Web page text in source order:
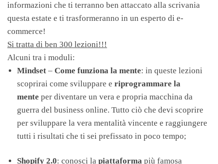
informazioni che ti terranno ben attaccato alla scrivania
questa estate e ti trasformeranno in un esperto di e-
commerce!
Si tratta di ben 300 lezioni!!!
Alcuni tra i moduli:
Mindset – Come funziona la mente: in queste lezioni
scoprirai come sviluppare e riprogrammare la
mente per diventare un vera e propria macchina da
guerra del business online. Tutto ciò che devi scoprire
per sviluppare la vera mentalità vincente e raggiungere
tutti i risultati che ti sei prefissato in poco tempo;
Shopify 2.0: conosci la piattaforma più famosa